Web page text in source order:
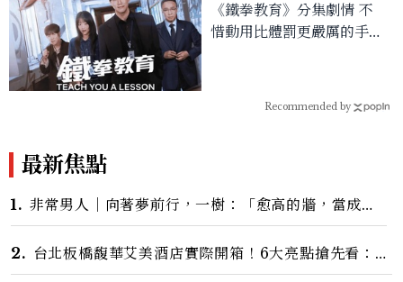
《鐵拳教育》分集劇情 不
惜動用比體罰更嚴厲的手
育，教權保護局不會坐視不
Recommended by
最新焦點
1. 非常男人｜向著夢前行，一樹：「愈高的牆，當成功
爬上去的那一刻，就愈有成就感。」
2. 台北板橋馥華艾美酒店實際開箱！6大亮點搶先看：新
北最新旅宿地標、高空泳池、客房藏奢華細節